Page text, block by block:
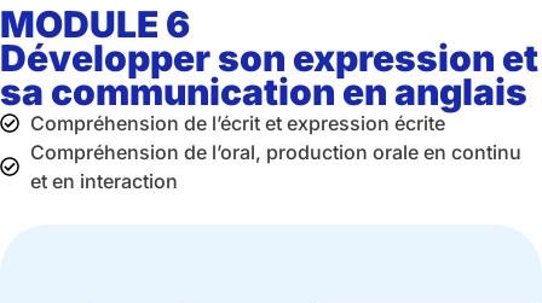
MODULE 6
Développer son expression et
sa communication en anglais
Compréhension de l’écrit et expression écrite
Compréhension de l’oral, production orale en continu
et en interaction